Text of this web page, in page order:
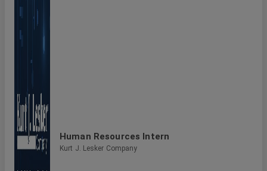
Human Resources Intern
Kurt J. Lesker Company